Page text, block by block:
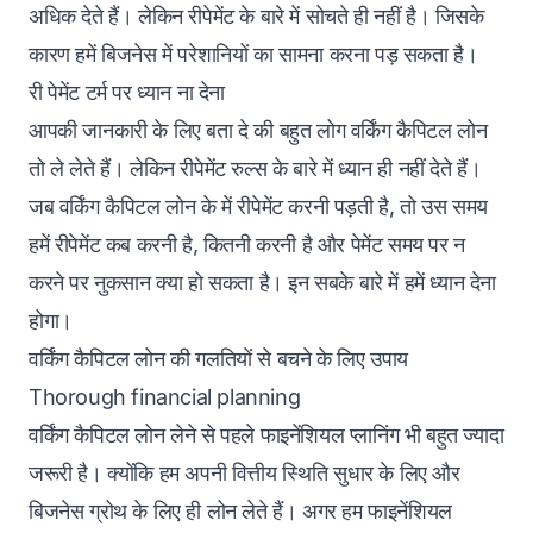
अधिक देते हैं। लेकिन रीपेमेंट के बारे में सोचते ही नहीं है। जिसके
कारण हमें बिजनेस में परेशानियों का सामना करना पड़ सकता है।
री पेमेंट टर्म पर ध्यान ना देना
आपकी जानकारी के लिए बता दे की बहुत लोग वर्किंग कैपिटल लोन
तो ले लेते हैं। लेकिन रीपेमेंट रुल्स के बारे में ध्यान ही नहीं देते हैं।
जब वर्किंग कैपिटल लोन के में रीपेमेंट करनी पड़ती है, तो उस समय
हमें रीपेमेंट कब करनी है, कितनी करनी है और पेमेंट समय पर न
करने पर नुकसान क्या हो सकता है। इन सबके बारे में हमें ध्यान देना
होगा।
वर्किंग कैपिटल लोन की गलतियों से बचने के लिए उपाय
Thorough financial planning
वर्किंग कैपिटल लोन लेने से पहले फाइनेंशियल प्लानिंग भी बहुत ज्यादा
जरूरी है। क्योंकि हम अपनी वित्तीय स्थिति सुधार के लिए और
बिजनेस ग्रोथ के लिए ही लोन लेते हैं। अगर हम फाइनेंशियल